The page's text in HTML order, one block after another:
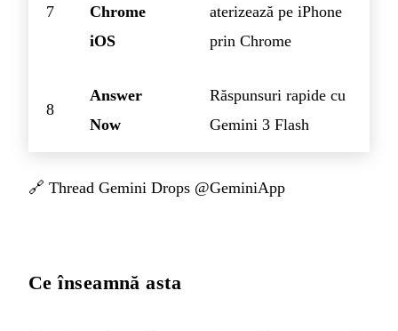
7
Chrome
iOS
aterizează pe iPhone
prin Chrome
8
Answer
Now
Răspunsuri rapide cu
Gemini 3 Flash
🔗 Thread Gemini Drops @GeminiApp
Ce înseamnă asta